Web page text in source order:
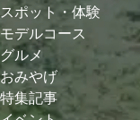
スポット・体験
モデルコース
グルメ
おみやげ
特集記事